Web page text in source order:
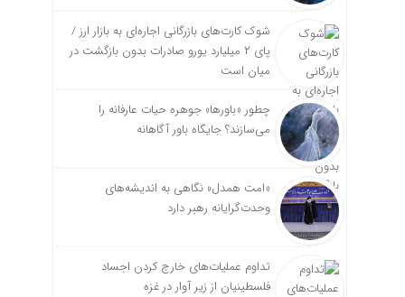
شوک کارت‌های بازرگانی اجاره‌ای به بازار ارز /
پای ۲ میلیارد یورو صادرات بدون بازگشت در
میان است
چطور «باورها» جوهره حیات عارفانه را
می‌سازند؟ جایگاه باور آگاهانه
«امت همدل» نگاهی به اندیشه‌های
وحدت‌گرایانه رهبر دارد
تداوم عملیات‌های خارج کردن اجساد
فلسطینیان از زیر آوار در غزه